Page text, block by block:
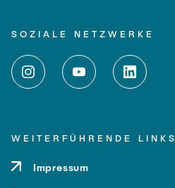
SOZIALE NETZWERKE
WEITERFÜHRENDE LINKS
Impressum